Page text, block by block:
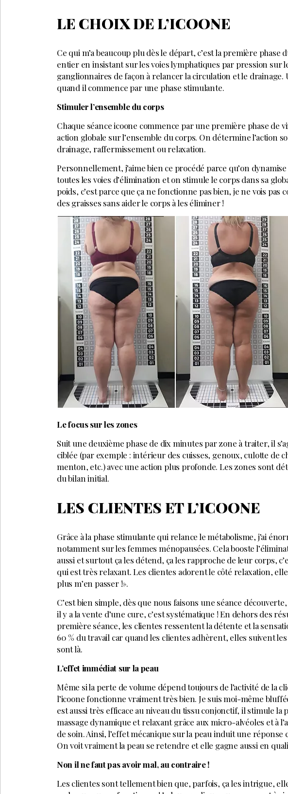
LE CHOIX DE L’ICOONE
Ce qui m’a beaucoup plu dès le départ, c’est la première phase
entier en insistant sur les voies lymphatiques par pression sur
ganglionnaires de façon à relancer la circulation et le drainage.
quand il commence par une phase stimulante.
Stimuler l’ensemble du corps
Chaque séance icoone commence par une première phase de
action globale sur l’ensemble du corps. On détermine l’action
drainage, raffermissement ou relaxation.
Personnellement, j’aime bien ce procédé parce qu’on
toutes les voies d’élimination et on stimule le corps dans sa
poids, c’est parce que ça ne fonctionne pas bien, je ne vois
des graisses sans aider le corps à les éliminer !
Le focus sur les zones
Suit une deuxième phase de dix minutes par zone à traiter, il
ciblée (par exemple : intérieur des cuisses, genoux, culotte de
menton, etc.) avec une action plus profonde. Les zones sont
du bilan initial.
LES CLIENTES ET L’ICOONE
Grâce à la phase stimulante qui relance le métabolisme, j’ai
notamment sur les femmes ménopausées. Cela booste
aussi et surtout ça les détend, ça les rapproche de leur corps,
qui est très relaxant. Les clientes adorent le côté relaxation,
plus m’en passer !».
C’est bien simple, dès que nous faisons une séance
il y a la vente d’une cure, c’est systématique ! En dehors des
première séance, les clientes ressentent la détente et la
60 % du travail car quand les clientes adhèrent, elles suivent
sont là.
L’effet immédiat sur la peau
Même si la perte de volume dépend toujours de l’activité de la
l’icoone fonctionne vraiment très bien. Je suis moi-même
est aussi très efficace au niveau du tissu conjonctif, il stimule la
massage dynamique et relaxant grâce aux micro-alvéoles et à
de soin. Ainsi, l’effet mécanique sur la peau induit une
On voit vraiment la peau se retendre et elle gagne aussi en
Non il ne faut pas avoir mal, au contraire !
Les clientes sont tellement bien que, parfois, ça les intrigue,